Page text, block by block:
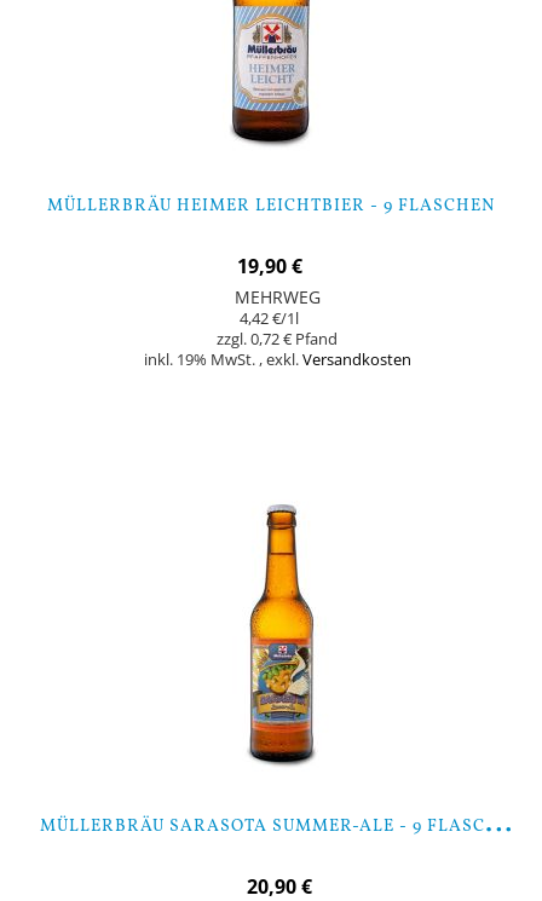
MÜLLERBRÄU HEIMER LEICHTBIER - 9 FLASCHEN
19,90 €
MEHRWEG
4,42 €/1l
0,72 €
inkl. 19% MwSt. ,exkl.Versandkosten
M
ÜLLERBRÄU SARASOTA SUMMER-ALE - 9 FLASCHEN
20,90 €